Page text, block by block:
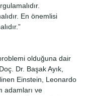
En önemlisi
olduğuna dair
Dr. Başak Ayık,
Einstein, Leonardo
adamları ve